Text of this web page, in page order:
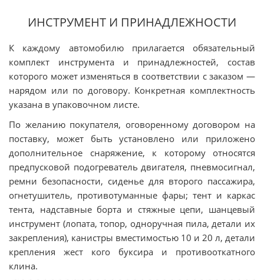
ИНСТРУМЕНТ И ПРИНАДЛЕЖНОСТИ
К каждому автомобилю прилагается обязательный
комплект инструмента и принадлежностей, состав
которого может изменяться в соответствии с заказом —
нарядом или по договору. Конкретная комплектность
указана в упаковочном листе.
По желанию покупателя, оговоренному договором на
поставку, может быть установлено или приложено
дополнительное снаряжение, к которому относятся
предпусковой подогреватель двигателя, пневмосигнал,
ремни безопасности, сиденье для второго пассажира,
огнетушитель, противотуманные фары; тент и каркас
тента, надставные борта и стяжные цепи, шанцевый
инструмент (лопата, топор, одноручная пила, детали их
закрепления), канистры вместимостью 10 и 20 л, детали
крепления жест кого буксира и противооткатного
клина.